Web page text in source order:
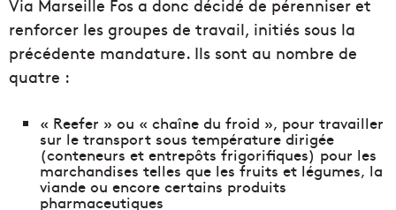
Via Marseille Fos a donc décidé de pérenniser et
renforcer les groupes de travail, initiés sous la
précédente mandature. Ils sont au nombre de
quatre :
« Reefer » ou « chaîne du froid », pour travailler
sur le transport sous température dirigée
(conteneurs et entrepôts frigorifiques) pour les
marchandises telles que les fruits et légumes, la
viande ou encore certains produits
pharmaceutiques